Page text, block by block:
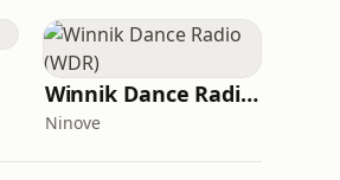
Winnik Dance Radio (WDR)
Ninove